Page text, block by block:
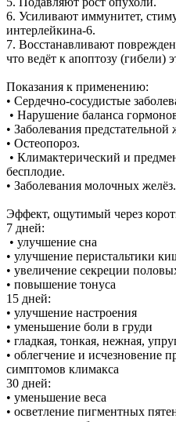
6. Усиливают иммунитет,
интерлейкина-6.
7. Восстанавливают
что ведёт к апоптозу (гибели)
Показания к применению:
• Сердечно-сосудистые
• Нарушение баланса
• Заболевания предстательной
• Остеопороз.
• Климактерический и
бесплодие.
• Заболевания молочных желёз.
Эффект, ощутимый через
7 дней:
• улучшение сна
• улучшение перистальтики
• увеличение секреции
• повышение тонуса
15 дней:
• улучшение настроения
• уменьшение боли в груди
• гладкая, тонкая, нежная,
• облегчение и исчезновение
симптомов климакса
30 дней:
• уменьшение веса
• осветление пигментных